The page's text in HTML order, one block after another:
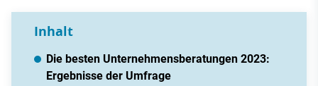
Inhalt
Die besten Unternehmensberatungen 2023:
Ergebnisse der Umfrage